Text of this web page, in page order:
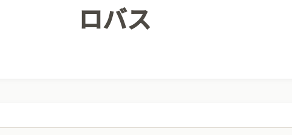
ロバス